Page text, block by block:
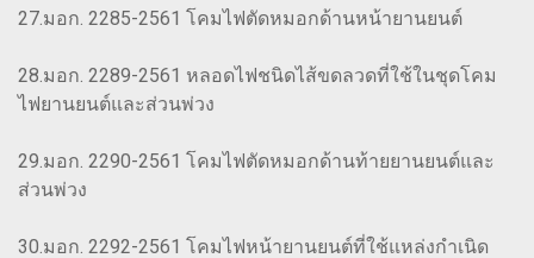
27.มอก. 2285-2561 โคมไฟตัดหมอกด้านหน้ายานยนต์
28.มอก. 2289-2561 หลอดไฟชนิดไส้ขดลวดที่ใช้ในชุดโคม
ไฟยานยนต์และส่วนพ่วง
29.มอก. 2290-2561 โคมไฟตัดหมอกด้านท้ายยานยนต์และ
ส่วนพ่วง
30.มอก. 2292-2561 โคมไฟหน้ายานยนต์ที่ใช้แหล่งกำเนิด